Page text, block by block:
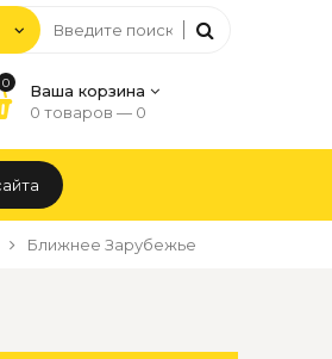
0
Ваша корзина
0 товаров — 0
Ближнее Зарубежье